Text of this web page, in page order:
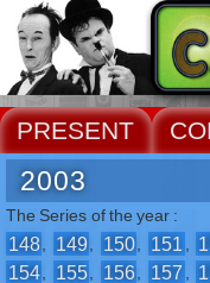
PRESENT
2003
The Series of the year :
148, 149, 150, 151 ,
154, 155, 156, 157 ,